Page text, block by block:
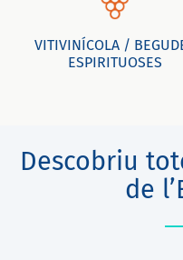
VITIVINÍCOLA /
ESPIRITUOSES
Descobriu
de